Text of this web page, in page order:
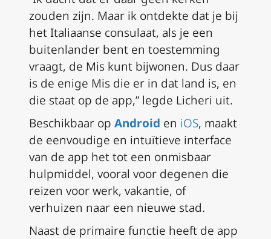
zouden zijn. Maar ik ontdekte dat je bij
het Italiaanse consulaat, als je een
buitenlander bent en toestemming
vraagt, de Mis kunt bijwonen. Dus daar
is de enige Mis die er in dat land is, en
die staat op de app,” legde Licheri uit.
Beschikbaar op Android en iOS, maakt
de eenvoudige en intuïtieve interface
van de app het tot een onmisbaar
hulpmiddel, vooral voor degenen die
reizen voor werk, vakantie, of
verhuizen naar een nieuwe stad.
Naast de primaire functie heeft de app